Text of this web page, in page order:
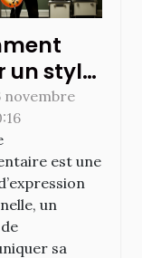
un style
?
novembre
est une
un
sa